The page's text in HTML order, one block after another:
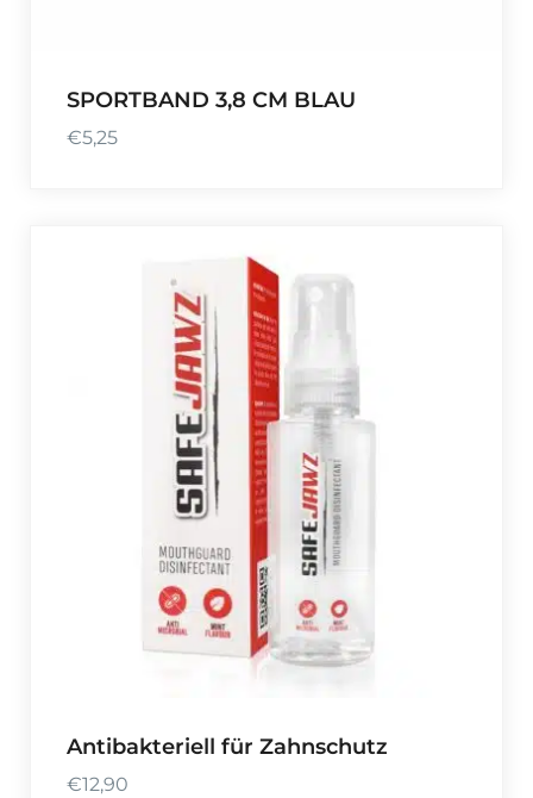
SPORTBAND 3,8 CM BLAU
€5,25
Antibakteriell für Zahnschutz
€12,90